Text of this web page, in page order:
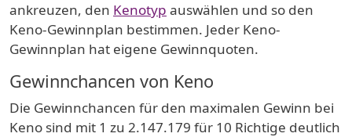
ankreuzen, den Kenotyp auswählen und so den
Keno-Gewinnplan bestimmen. Jeder Keno-
Gewinnplan hat eigene Gewinnquoten.
Gewinnchancen von Keno
Die Gewinnchancen für den maximalen Gewinn bei
Keno sind mit 1 zu 2.147.179 für 10 Richtige deutlich